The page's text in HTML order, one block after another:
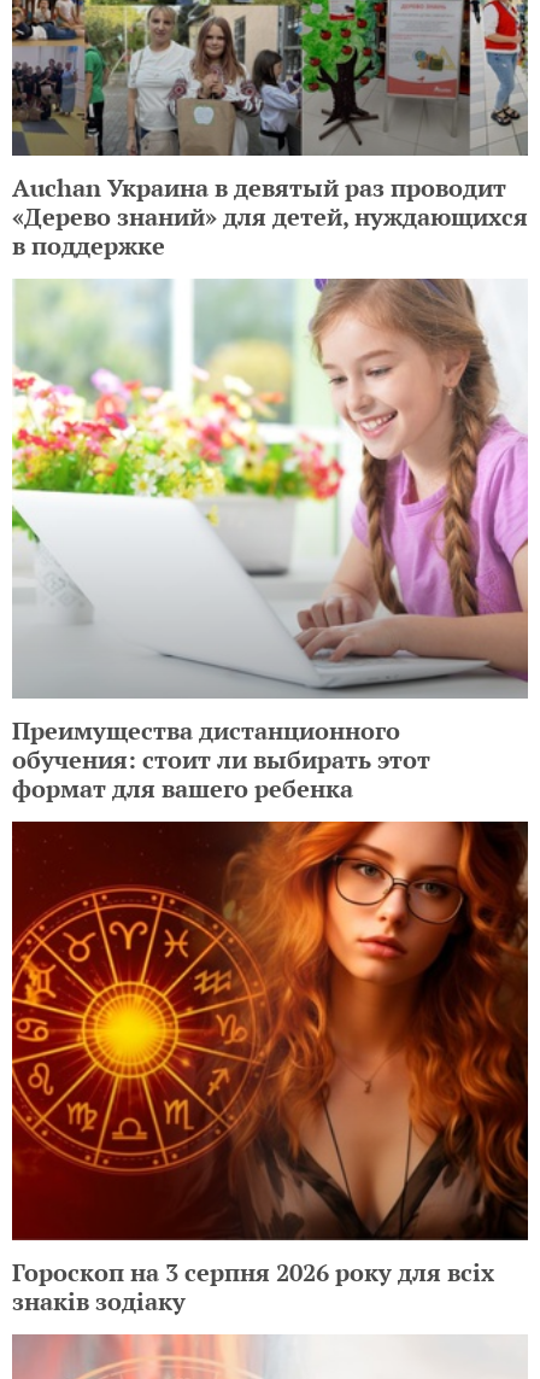
Auchan Украина в девятый раз проводит
«Дерево знаний» для детей, нуждающихся
в поддержке
Преимущества дистанционного
обучения: стоит ли выбирать этот
формат для вашего ребенка
Гороскоп на 3 серпня 2026 року для всіх
знаків зодіаку